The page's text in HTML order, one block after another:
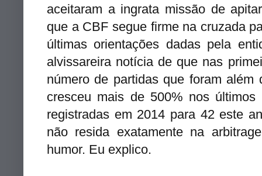
aceitaram a ingrata missão de
que a CBF segue firme na cruzada
últimas orientações dadas pela
alvissareira notícia de que nas
número de partidas que foram
cresceu mais de 500% nos
registradas em 2014 para 42 este
não resida exatamente na
humor. Eu explico.